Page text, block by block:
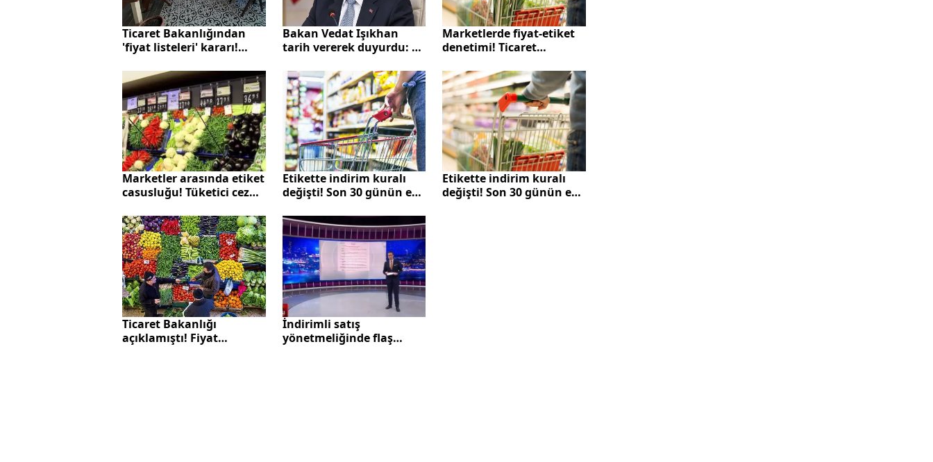
Ticaret Bakanlığından
'fiyat listeleri' kararı!
yayımlandı: 1 Ocak'tan
itibaren...
Bakan Vedat Işıkhan
tarih vererek duyurdu: Ev
hakkı...
Marketlerde fiyat-etiket
denetimi! Ticaret
Yasalar tüketiciden yana
Marketler arasında etiket
casusluğu! Tüketici cezası
Etikette indirim kuralı
değişti! Son 30 günün en
Etikette indirim kuralı
değişti! Son 30 günün en
Ticaret Bakanlığı
açıklamıştı! Fiyat
İndirimli satış
yönetmeliğinde flaş